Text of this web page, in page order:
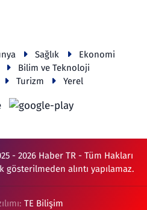
Sağlık
Ekonomi
Bilim ve Teknoloji
Turizm Yerel
- 2026 Haber TR - Tüm Hakları
gösterilmeden alıntı yapılamaz.
TE Bilişim